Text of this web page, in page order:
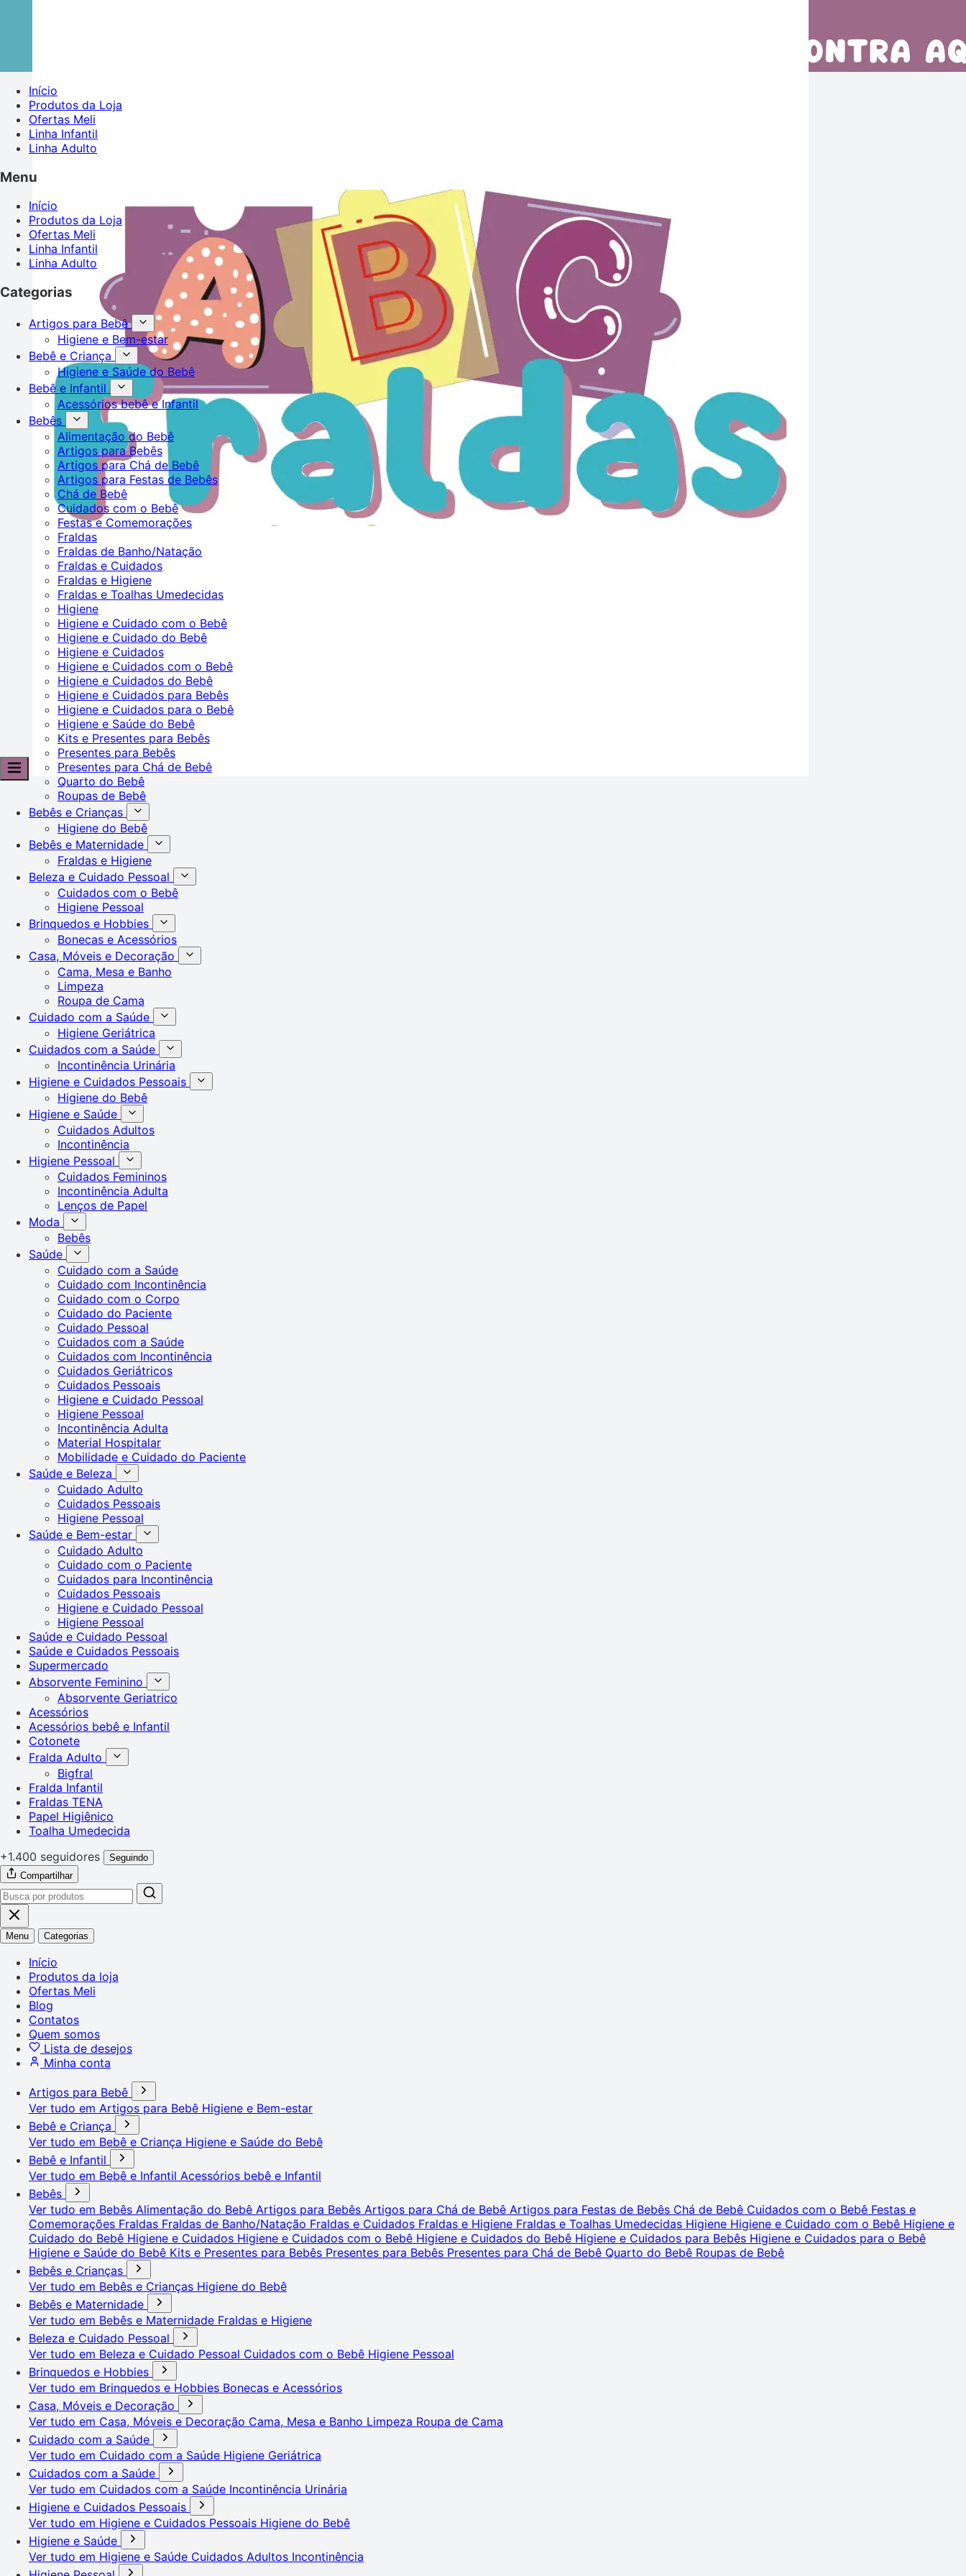
Início
Produtos da Loja
Ofertas Meli
Linha Infantil
Linha Adulto
Menu
Início
Produtos da Loja
Ofertas Meli
Linha Infantil
Linha Adulto
Categorias
Artigos para Bebê
Higiene e Bem-estar
Bebê e Criança
Higiene e Saúde do Bebê
Bebê e Infantil
Acessórios bebê e Infantil
Bebês
Alimentação do Bebê
Artigos para Bebês
Artigos para Chá de Bebê
Artigos para Festas de Bebês
Chá de Bebê
Cuidados com o Bebê
Festas e Comemorações
Fraldas
Fraldas de Banho/Natação
Fraldas e Cuidados
Fraldas e Higiene
Fraldas e Toalhas Umedecidas
Higiene
Higiene e Cuidado com o Bebê
Higiene e Cuidado do Bebê
Higiene e Cuidados
Higiene e Cuidados com o Bebê
Higiene e Cuidados do Bebê
Higiene e Cuidados para Bebês
Higiene e Cuidados para o Bebê
Higiene e Saúde do Bebê
Kits e Presentes para Bebês
Presentes para Bebês
Presentes para Chá de Bebê
Quarto do Bebê
Roupas de Bebê
Bebês e Crianças
Higiene do Bebê
Bebês e Maternidade
Fraldas e Higiene
Beleza e Cuidado Pessoal
Cuidados com o Bebê
Higiene Pessoal
Brinquedos e Hobbies
Bonecas e Acessórios
Casa, Móveis e Decoração
Cama, Mesa e Banho
Limpeza
Roupa de Cama
Cuidado com a Saúde
Higiene Geriátrica
Cuidados com a Saúde
Incontinência Urinária
Higiene e Cuidados Pessoais
Higiene do Bebê
Higiene e Saúde
Cuidados Adultos
Incontinência
Higiene Pessoal
Cuidados Femininos
Incontinência Adulta
Lenços de Papel
Moda
Bebês
Saúde
Cuidado com a Saúde
Cuidado com Incontinência
Cuidado com o Corpo
Cuidado do Paciente
Cuidado Pessoal
Cuidados com a Saúde
Cuidados com Incontinência
Cuidados Geriátricos
Cuidados Pessoais
Higiene e Cuidado Pessoal
Higiene Pessoal
Incontinência Adulta
Material Hospitalar
Mobilidade e Cuidado do Paciente
Saúde e Beleza
Cuidado Adulto
Cuidados Pessoais
Higiene Pessoal
Saúde e Bem-estar
Cuidado Adulto
Cuidado com o Paciente
Cuidados para Incontinência
Cuidados Pessoais
Higiene e Cuidado Pessoal
Higiene Pessoal
Saúde e Cuidado Pessoal
Saúde e Cuidados Pessoais
Supermercado
Absorvente Feminino
Absorvente Geriatrico
Acessórios
Acessórios bebê e Infantil
Cotonete
Fralda Adulto
Bigfral
Fralda Infantil
Fraldas TENA
Papel Higiênico
Toalha Umedecida
+1.400 seguidores
Seguindo
Compartilhar
Menu Categorias
Início
Produtos da loja
Ofertas Meli
Blog
Contatos
Quem somos
Lista de desejos
Minha conta
Artigos para Bebê
Ver tudo em Artigos para Bebê Higiene e Bem-estar
Bebê e Criança
Ver tudo em Bebê e Criança Higiene e Saúde do Bebê
Bebê e Infantil
Ver tudo em Bebê e Infantil Acessórios bebê e Infantil
Bebês
Ver tudo em Bebês Alimentação do Bebê Artigos para Bebês Artigos para Chá de Bebê Artigos para Festas de Bebês Chá de Bebê Cuidados com o Bebê Festas e
Comemorações Fraldas Fraldas de Banho/Natação Fraldas e Cuidados Fraldas e Higiene Fraldas e Toalhas Umedecidas Higiene Higiene e Cuidado com o Bebê Higiene e
Cuidado do Bebê Higiene e Cuidados Higiene e Cuidados com o Bebê Higiene e Cuidados do Bebê Higiene e Cuidados para Bebês Higiene e Cuidados para o Bebê
Higiene e Saúde do Bebê Kits e Presentes para Bebês Presentes para Bebês Presentes para Chá de Bebê Quarto do Bebê Roupas de Bebê
Bebês e Crianças
Ver tudo em Bebês e Crianças Higiene do Bebê
Bebês e Maternidade
Ver tudo em Bebês e Maternidade Fraldas e Higiene
Beleza e Cuidado Pessoal
Ver tudo em Beleza e Cuidado Pessoal Cuidados com o Bebê Higiene Pessoal
Brinquedos e Hobbies
Ver tudo em Brinquedos e Hobbies Bonecas e Acessórios
Casa, Móveis e Decoração
Ver tudo em Casa, Móveis e Decoração Cama, Mesa e Banho Limpeza Roupa de Cama
Cuidado com a Saúde
Ver tudo em Cuidado com a Saúde Higiene Geriátrica
Cuidados com a Saúde
Ver tudo em Cuidados com a Saúde Incontinência Urinária
Higiene e Cuidados Pessoais
Ver tudo em Higiene e Cuidados Pessoais Higiene do Bebê
Higiene e Saúde
Ver tudo em Higiene e Saúde Cuidados Adultos Incontinência